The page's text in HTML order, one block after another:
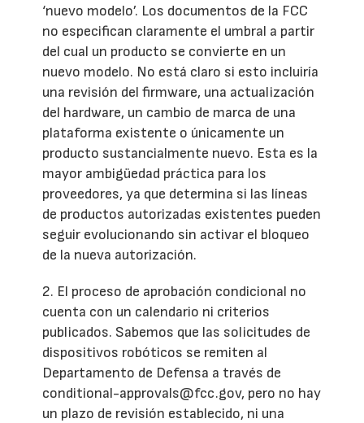
‘nuevo modelo’. Los documentos de la FCC
no especifican claramente el umbral a partir
del cual un producto se convierte en un
nuevo modelo. No está claro si esto incluiría
una revisión del firmware, una actualización
del hardware, un cambio de marca de una
plataforma existente o únicamente un
producto sustancialmente nuevo. Esta es la
mayor ambigüedad práctica para los
proveedores, ya que determina si las líneas
de productos autorizadas existentes pueden
seguir evolucionando sin activar el bloqueo
de la nueva autorización.
2. El proceso de aprobación condicional no
cuenta con un calendario ni criterios
publicados. Sabemos que las solicitudes de
dispositivos robóticos se remiten al
Departamento de Defensa a través de
conditional-approvals@fcc.gov, pero no hay
un plazo de revisión establecido, ni una